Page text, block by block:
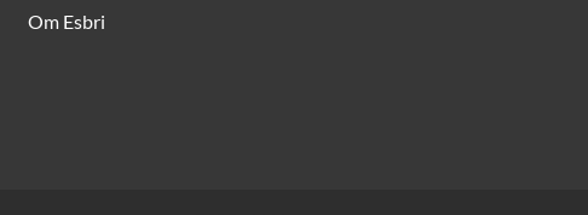
Om Esbri